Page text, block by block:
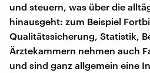
und steuern, was über die
hinausgeht: zum Beispiel
Qualitätssicherung, Statistik,
Ärztekammern nehmen auch
und sind ganz allgemein eine